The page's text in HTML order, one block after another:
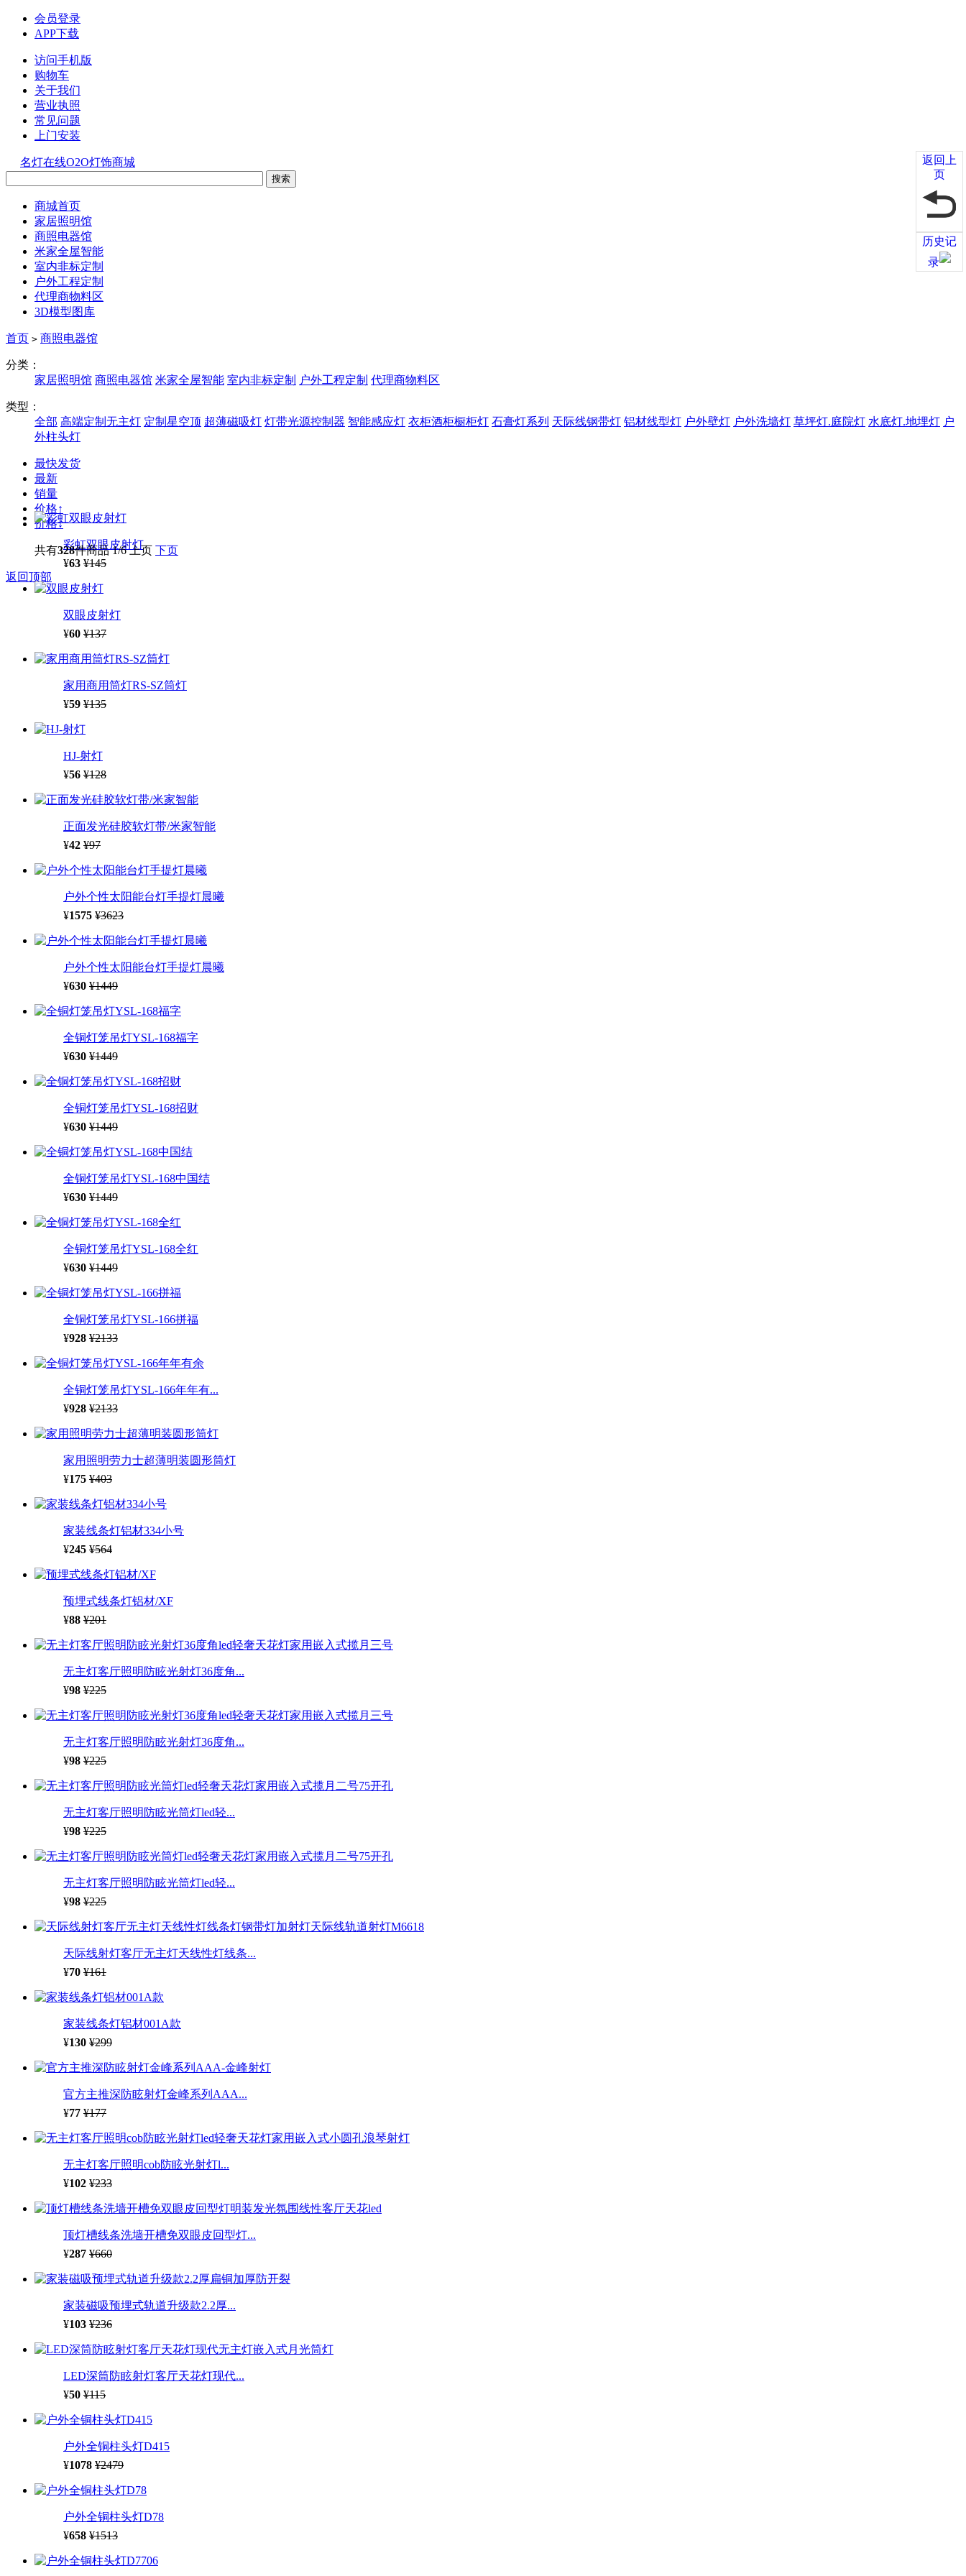
会员登录
APP下载
访问手机版
购物车
关于我们
营业执照
常见问题
上门安装
名灯在线O2O灯饰商城
商城首页
家居照明馆
商照电器馆
米家全屋智能
室内非标定制
户外工程定制
代理商物料区
3D模型图库
首页 > 商照电器馆
分类：
家居照明馆 商照电器馆 米家全屋智能 室内非标定制 户外工程定制 代理商物料区
类型：
全部 高端定制无主灯 定制星空顶 超薄磁吸灯 灯带光源控制器 智能感应灯 衣柜酒柜橱柜灯 石膏灯系列 天际线钢带灯 铝材线型灯 户外壁灯 户外洗墙灯 草坪灯.庭院灯 水底灯.地埋灯 户
外柱头灯
最快发货
最新
销量
价格↑
价格↓
共有328件商品 1/6 上页 下页
返回顶部
彩虹双眼皮射灯
¥63 ¥145
双眼皮射灯
¥60 ¥137
家用商用筒灯RS-SZ筒灯
¥59 ¥135
HJ-射灯
¥56 ¥128
正面发光硅胶软灯带/米家智能
¥42 ¥97
户外个性太阳能台灯手提灯晨曦
¥1575 ¥3623
户外个性太阳能台灯手提灯晨曦
¥630 ¥1449
全铜灯笼吊灯YSL-168福字
¥630 ¥1449
全铜灯笼吊灯YSL-168招财
¥630 ¥1449
全铜灯笼吊灯YSL-168中国结
¥630 ¥1449
全铜灯笼吊灯YSL-168全红
¥630 ¥1449
全铜灯笼吊灯YSL-166拼福
¥928 ¥2133
全铜灯笼吊灯YSL-166年年有...
¥928 ¥2133
家用照明劳力士超薄明装圆形筒灯
¥175 ¥403
家装线条灯铝材334小号
¥245 ¥564
预埋式线条灯铝材/XF
¥88 ¥201
无主灯客厅照明防眩光射灯36度角...
¥98 ¥225
无主灯客厅照明防眩光射灯36度角...
¥98 ¥225
无主灯客厅照明防眩光筒灯led轻...
¥98 ¥225
无主灯客厅照明防眩光筒灯led轻...
¥98 ¥225
天际线射灯客厅无主灯天线性灯线条...
¥70 ¥161
家装线条灯铝材001A款
¥130 ¥299
官方主推深防眩射灯金峰系列AAA...
¥77 ¥177
无主灯客厅照明cob防眩光射灯l...
¥102 ¥233
顶灯槽线条洗墙开槽免双眼皮回型灯...
¥287 ¥660
家装磁吸预埋式轨道升级款2.2厚...
¥103 ¥236
LED深筒防眩射灯客厅天花灯现代...
¥50 ¥115
户外全铜柱头灯D415
¥1078 ¥2479
户外全铜柱头灯D78
¥658 ¥1513
返回上
页
历史记
录